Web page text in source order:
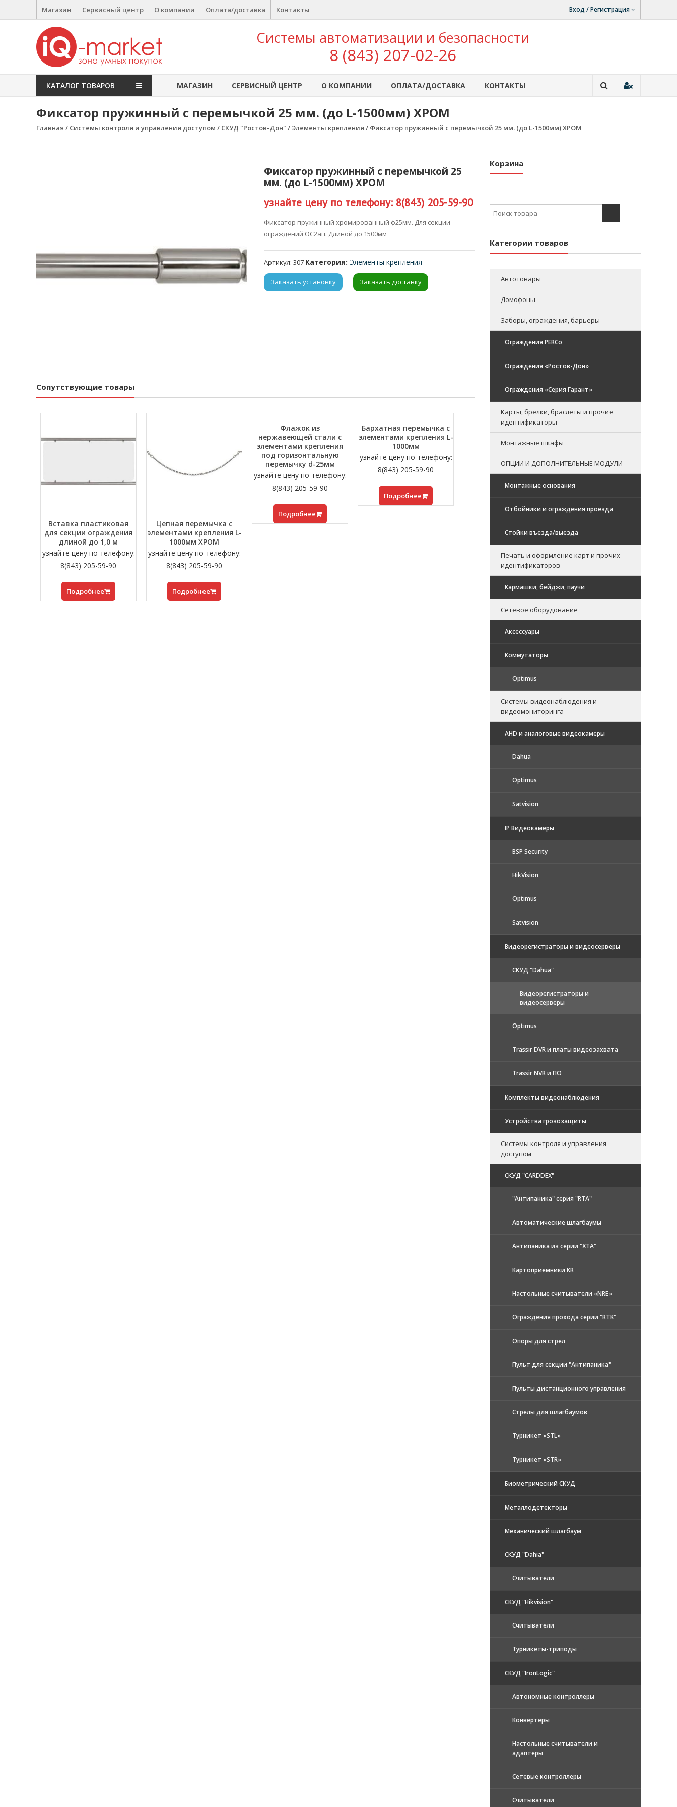
Перейти к содержимому
Магазин Сервисный центр О компании Оплата/доставка Контакты Вход / Регистрация
IQ Market
зона умных покупок
Системы автоматизации и безопасности
8 (843) 207-02-26
КАТАЛОГ ТОВАРОВ МАГАЗИН СЕРВИСНЫЙ ЦЕНТР О КОМПАНИИ ОПЛАТА/ДОСТАВКА КОНТАКТЫ
Фиксатор пружинный с перемычкой 25 мм. (до L-1500мм) ХРОМ
Главная / Системы контроля и управления доступом / СКУД "Ростов-Дон" /Элементы крепления / Фиксатор пружинный с перемычкой 25 мм. (до L-1500мм) ХРОМ
Фиксатор пружинный с перемычкой 25
мм. (до L-1500мм) ХРОМ
узнайте цену по телефону: 8(843) 205-59-90
Фиксатор пружинный хромированный ф25мм. Для секции
ограждений ОС2ап. Длиной до 1500мм
Артикул:307 Категория:Элементы крепления
Заказать установку Заказать доставку
Сопутствующие товары
Вставка пластиковая
для секции ограждения
длиной до 1,0 м
узнайте цену по телефону:
8(843) 205-59-90
Подробнее
Цепная перемычка с
элементами крепления L-
1000мм ХРОМ
узнайте цену по телефону:
8(843) 205-59-90
Подробнее
Флажок из
нержавеющей стали с
элементами крепления
под горизонтальную
перемычку d-25мм
узнайте цену по телефону:
8(843) 205-59-90
Подробнее
Бархатная перемычка с
элементами крепления L-
1000мм
узнайте цену по телефону:
8(843) 205-59-90
Подробнее
Корзина
Search for:
Категории товаров
Автотовары
Домофоны
Заборы, ограждения, барьеры
Ограждения PERCo
Ограждения «Ростов-Дон»
Ограждения «Серия Гарант»
Карты, брелки, браслеты и прочие
идентификаторы
Монтажные шкафы
ОПЦИИ И ДОПОЛНИТЕЛЬНЫЕ МОДУЛИ
Монтажные основания
Отбойники и ограждения проезда
Стойки въезда/выезда
Печать и оформление карт и прочих
идентификаторов
Кармашки, бейджи, паучи
Сетевое оборудование
Аксессуары
Коммутаторы
Optimus
Системы видеонаблюдения и
видеомониторинга
AHD и аналоговые видеокамеры
Dahua
Optimus
Satvision
IP Видеокамеры
BSP Security
HikVision
Optimus
Satvision
Видеорегистраторы и видеосерверы
CКУД "Dahua"
Видеорегистраторы и
видеосерверы
Optimus
Trassir DVR и платы видеозахвата
Trassir NVR и ПО
Комплекты видеонаблюдения
Устройства грозозащиты
Системы контроля и управления
доступом
CКУД "CARDDEX"
"Антипаника" серия "RTA"
Автоматические шлагбаумы
Антипаника из серии "XTA"
Картоприемники KR
Настольные считыватели «NRE»
Ограждения прохода серии "RTK"
Опоры для стрел
Пульт для секции "Антипаника"
Пульты дистанционного управления
Стрелы для шлагбаумов
Турникет «STL»
Турникет «STR»
Биометрический СКУД
Металлодетекторы
Механический шлагбаум
СКУД "Dahia"
Считыватели
СКУД "Hikvision"
Считыватели
Турникеты-триподы
СКУД "IronLogic"
Автономные контроллеры
Конвертеры
Настольные считыватели и
адаптеры
Сетевые контроллеры
Считыватели